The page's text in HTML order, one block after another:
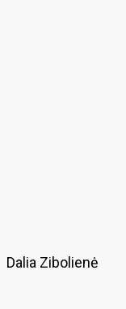
Dalia Zibolienė